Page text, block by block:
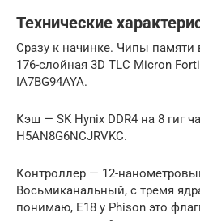
Технические
Сразу к начинке. Чипы памяти
176-слойная 3D TLC Micron
IA7BG94AYA.
Кэш — SK Hynix DDR4 на 8 гиг
H5AN8G6NCJRVKC.
Контроллер — 12-
Восьмиканальный, с тремя
понимаю, E18 у Phison это